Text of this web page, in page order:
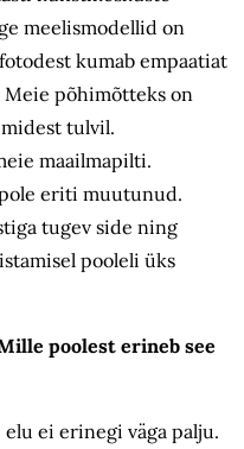
meelismodellid on
kumab empaatiat
põhimõtteks on
tulvil.
maailmapilti.
eriti muutunud.
tugev side ning
pooleli üks
poolest erineb see
ei erinegi väga palju.